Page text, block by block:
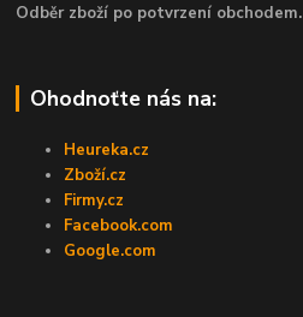
Odběr zboží po potvrzení obchodem.
Ohodnoťte nás na:
Heureka.cz
Zboží.cz
Firmy.cz
Facebook.com
Google.com